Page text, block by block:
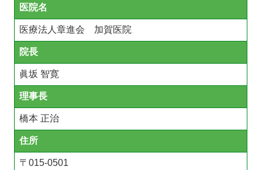
医院名
医療法人章進会 加賀医院
院長
眞坂 智寛
理事長
橋本 正治
住所
〒015-0501